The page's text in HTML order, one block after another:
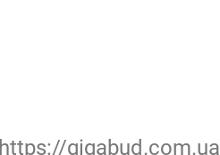
gigabud.com.ua